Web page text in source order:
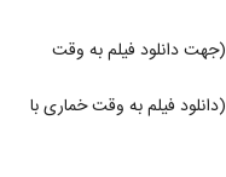
(جهت دانلود فیلم به وقت
(دانلود فیلم به وقت خماری با